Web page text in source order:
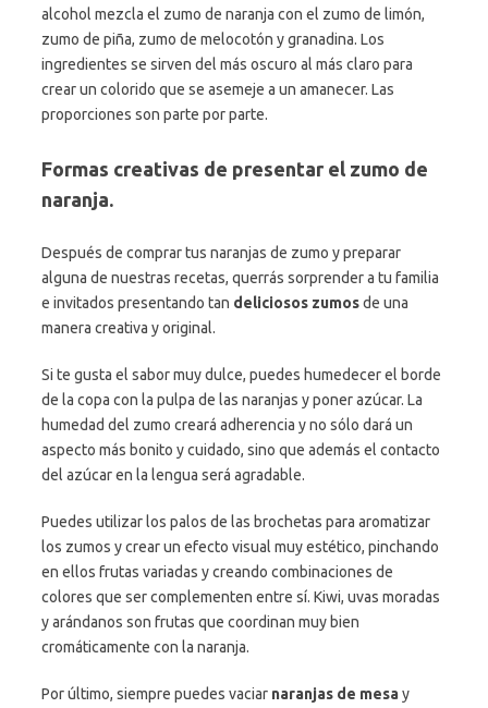
alcohol mezcla el zumo de naranja con el zumo de limón,
zumo de piña, zumo de melocotón y granadina. Los
ingredientes se sirven del más oscuro al más claro para
crear un colorido que se asemeje a un amanecer. Las
proporciones son parte por parte.
Formas creativas de presentar el zumo de
naranja.
Después de comprar tus naranjas de zumo y preparar
alguna de nuestras recetas, querrás sorprender a tu familia
e invitados presentando tan deliciosos zumosde una
manera creativa y original.
Si te gusta el sabor muy dulce, puedes humedecer el borde
de la copa con la pulpa de las naranjas y poner azúcar. La
humedad del zumo creará adherencia y no sólo dará un
aspecto más bonito y cuidado, sino que además el contacto
del azúcar en la lengua será agradable.
Puedes utilizar los palos de las brochetas para aromatizar
los zumos y crear un efecto visual muy estético, pinchando
en ellos frutas variadas y creando combinaciones de
colores que ser complementen entre sí. Kiwi, uvas moradas
y arándanos son frutas que coordinan muy bien
cromáticamente con la naranja.
Por último, siempre puedes vaciar naranjas de mesay